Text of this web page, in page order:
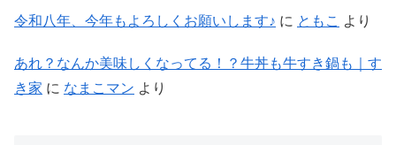
令和八年、今年もよろしくお願いします♪ に ともこ より
あれ？なんか美味しくなってる！？牛丼も牛すき鍋も｜す
き家 に なまこマン より